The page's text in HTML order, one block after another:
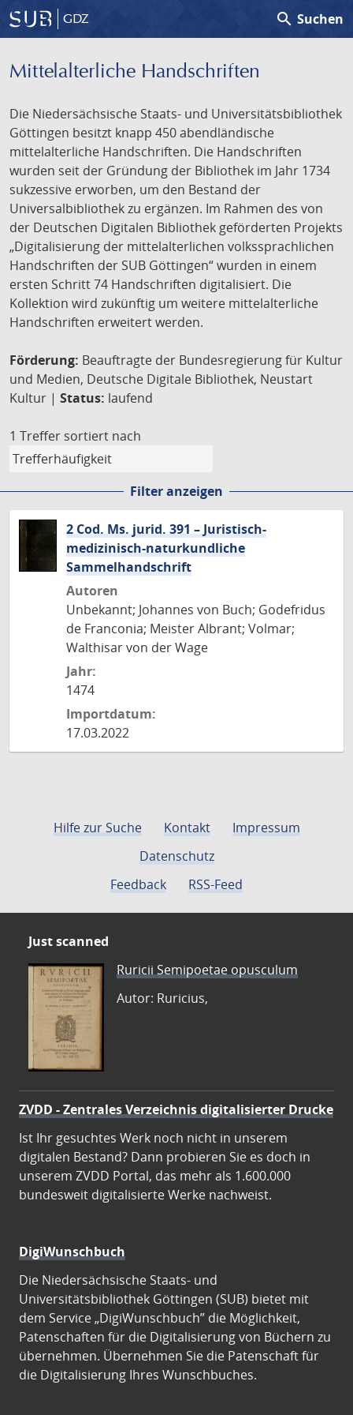
GDZ search Suchen
Mittelalterliche Handschriften
Die Niedersächsische Staats- und Universitätsbibliothek
Göttingen besitzt knapp 450 abendländische
mittelalterliche Handschriften. Die Handschriften
wurden seit der Gründung der Bibliothek im Jahr 1734
sukzessive erworben, um den Bestand der
Universalbibliothek zu ergänzen. Im Rahmen des von
der Deutschen Digitalen Bibliothek geförderten Projekts
„Digitalisierung der mittelalterlichen volkssprachlichen
Handschriften der SUB Göttingen“ wurden in einem
ersten Schritt 74 Handschriften digitalisiert. Die
Kollektion wird zukünftig um weitere mittelalterliche
Handschriften erweitert werden.
Förderung: Beauftragte der Bundesregierung für Kultur
und Medien, Deutsche Digitale Bibliothek, Neustart
Kultur | Status: laufend
1 Treffer sortiert nach
Filter anzeigen
2 Cod. Ms. jurid. 391 – Juristisch-
medizinisch-naturkundliche
Sammelhandschrift
Autoren
Unbekannt; Johannes von Buch; Godefridus
de Franconia; Meister Albrant; Volmar;
Walthisar von der Wage
Jahr:
1474
Importdatum:
17.03.2022
Hilfe zur Suche Kontakt
Impressum
Datenschutz
Feedback
RSS-Feed
Just scanned
Ruricii Semipoetae opusculum
Autor: Ruricius,
ZVDD - Zentrales Verzeichnis digitalisierter Drucke
Ist Ihr gesuchtes Werk noch nicht in unserem
digitalen Bestand? Dann probieren Sie es doch in
unserem ZVDD Portal, das mehr als 1.600.000
bundesweit digitalisierte Werke nachweist.
DigiWunschbuch
Die Niedersächsische Staats- und
Universitätsbibliothek Göttingen (SUB) bietet mit
dem Service „DigiWunschbuch” die Möglichkeit,
Patenschaften für die Digitalisierung von Büchern zu
übernehmen. Übernehmen Sie die Patenschaft für
die Digitalisierung Ihres Wunschbuches.